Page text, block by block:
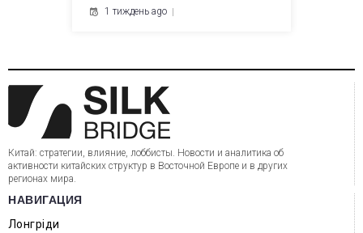
1 тиждень ago
Китай: стратегии, влияние, лоббисты. Новости и аналитика об
активности китайских структур в Восточной Европе и в других
регионах мира.
НАВИГАЦИЯ
Лонгріди